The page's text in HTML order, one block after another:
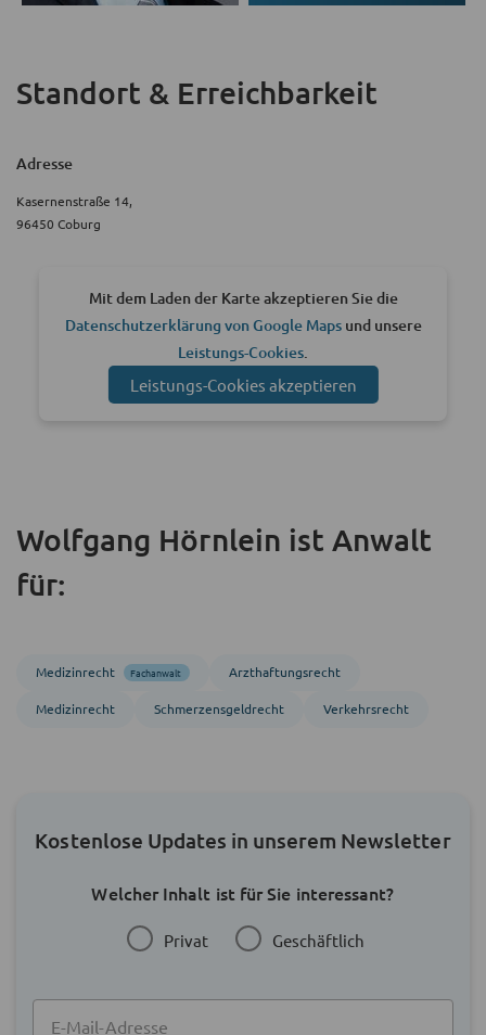
Standort & Erreichbarkeit
Adresse
Kasernenstraße 14,
96450 Coburg
Mit dem Laden der Karte akzeptieren Sie die
Datenschutzerklärung von Google Mapsund unsere
Leistungs-Cookies
Leistungs-Cookies akzeptieren
Wolfgang Hörnlein ist Anwalt
für:
Medizinrecht Fachanwalt Arzthaftungsrecht
Medizinrecht Schmerzensgeldrecht Verkehrsrecht
Kostenlose Updates in unserem Newsletter
Welcher Inhalt ist für Sie interessant?
Privat Geschäftlich